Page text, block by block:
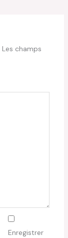
Les champs
Enregistrer